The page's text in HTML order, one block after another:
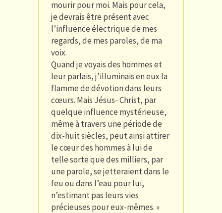
mourir pour moi. Mais pour cela,
je devrais être présent avec
l’influence électrique de mes
regards, de mes paroles, de ma
voix.
Quand je voyais des hommes et
leur parlais, j’illuminais en eux la
flamme de dévotion dans leurs
cœurs. Mais Jésus- Christ, par
quelque influence mystérieuse,
même à travers une période de
dix-huit siècles, peut ainsi attirer
le cœur des hommes à lui de
telle sorte que des milliers, par
une parole, se jetteraient dans le
feu ou dans l’eau pour lui,
n’estimant pas leurs vies
précieuses pour eux-mêmes. »